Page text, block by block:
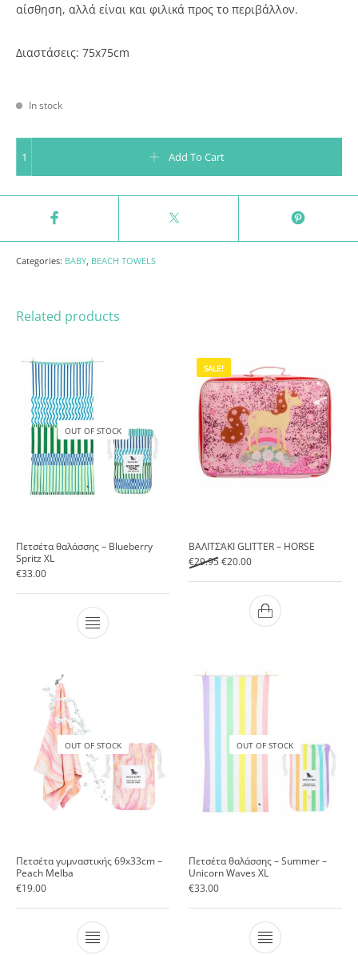
αίσθηση, αλλά είναι και φιλικά προς το περιβάλλον.
Διαστάσεις: 75x75cm
In stock
Add To Cart
Categories: BABY, BEACH TOWELS
Related products
OUT OF STOCK
Πετσέτα θαλάσσης – Blueberry
Spritz ΧL
€33.00
SALE!
ΒΑΛΙΤΣΆΚΙ GLITTER – HORSE
€29.95Original price was: €29.95.
€20.00Current price is: €20.00.
OUT OF STOCK
Πετσέτα γυμναστικής 69x33cm –
Peach Melba
€19.00
OUT OF STOCK
Πετσέτα θαλάσσης – Summer –
Unicorn Waves XL
€33.00